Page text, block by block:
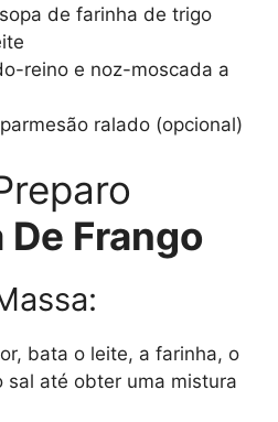
de farinha de trigo
reino e noz-moscada a
ralado (opcional)
Frango
bata o leite, a farinha, o
sal até obter uma mistura